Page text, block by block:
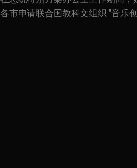
各市申请联合国教科文组织 "音乐